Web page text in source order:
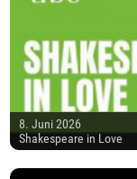
8. Juni 2026
Shakespeare in Love